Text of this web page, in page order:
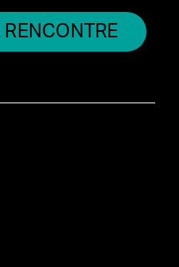
RENCONTRE